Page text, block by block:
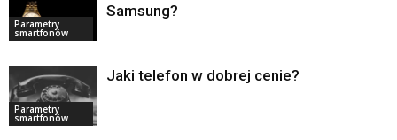
Parametry
smartfonów
Samsung?
Parametry
smartfonów
Jaki telefon w dobrej cenie?